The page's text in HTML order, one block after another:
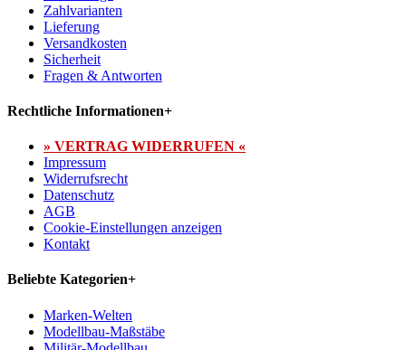
Zahlvarianten
Lieferung
Versandkosten
Sicherheit
Fragen & Antworten
Rechtliche Informationen+
» VERTRAG WIDERRUFEN «
Impressum
Widerrufsrecht
Datenschutz
AGB
Cookie-Einstellungen anzeigen
Kontakt
Beliebte Kategorien+
Marken-Welten
Modellbau-Maßstäbe